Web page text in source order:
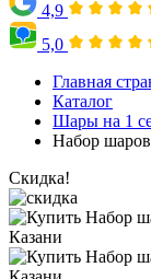
4,9
5,0
Главная
Каталог
Шары на 1
Набор шаров
Скидка!